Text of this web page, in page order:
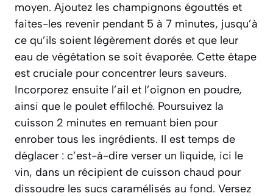
moyen. Ajoutez les champignons égouttés et
faites-les revenir pendant 5 à 7 minutes, jusqu’à
ce qu’ils soient légèrement dorés et que leur
eau de végétation se soit évaporée. Cette étape
est cruciale pour concentrer leurs saveurs.
Incorporez ensuite l’ail et l’oignon en poudre,
ainsi que le poulet effiloché. Poursuivez la
cuisson 2 minutes en remuant bien pour
enrober tous les ingrédients. Il est temps de
déglacer : c’est-à-dire verser un liquide, ici le
vin, dans un récipient de cuisson chaud pour
dissoudre les sucs caramélisés au fond. Versez